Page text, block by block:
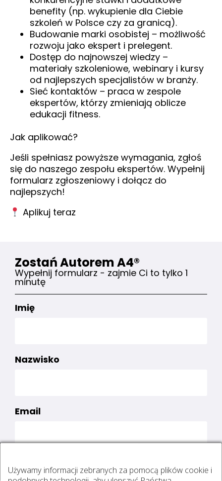
benefity (np. wykupienie dla Ciebie
szkoleń w Polsce czy za granicą).
Budowanie marki osobistej – możliwość
rozwoju jako ekspert i prelegent.
Dostęp do najnowszej wiedzy –
materiały szkoleniowe, webinary i kursy
od najlepszych specjalistów w branży.
Sieć kontaktów – praca w zespole
ekspertów, którzy zmieniają oblicze
edukacji fitness.
Jak aplikować?
Jeśli spełniasz powyższe wymagania, zgłoś
się do naszego zespołu ekspertów. Wypełnij
formularz zgłoszeniowy i dołącz do
najlepszych!
Aplikuj teraz
Zostań Autorem A4®
Wypełnij formularz - zajmie Ci to tylko 1
minutę
Imię
Nazwisko
Email
Używamy informacji zebranych za pomocą plików cookie i